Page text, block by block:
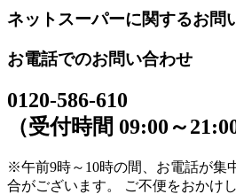
ネットスーパーに関するお問
お電話でのお問い合わせ
0120-586-610
（受付時間 09:00～21:00
※午前9時～10時の間、お電話が集
合がございます。 ご不便をおかけ